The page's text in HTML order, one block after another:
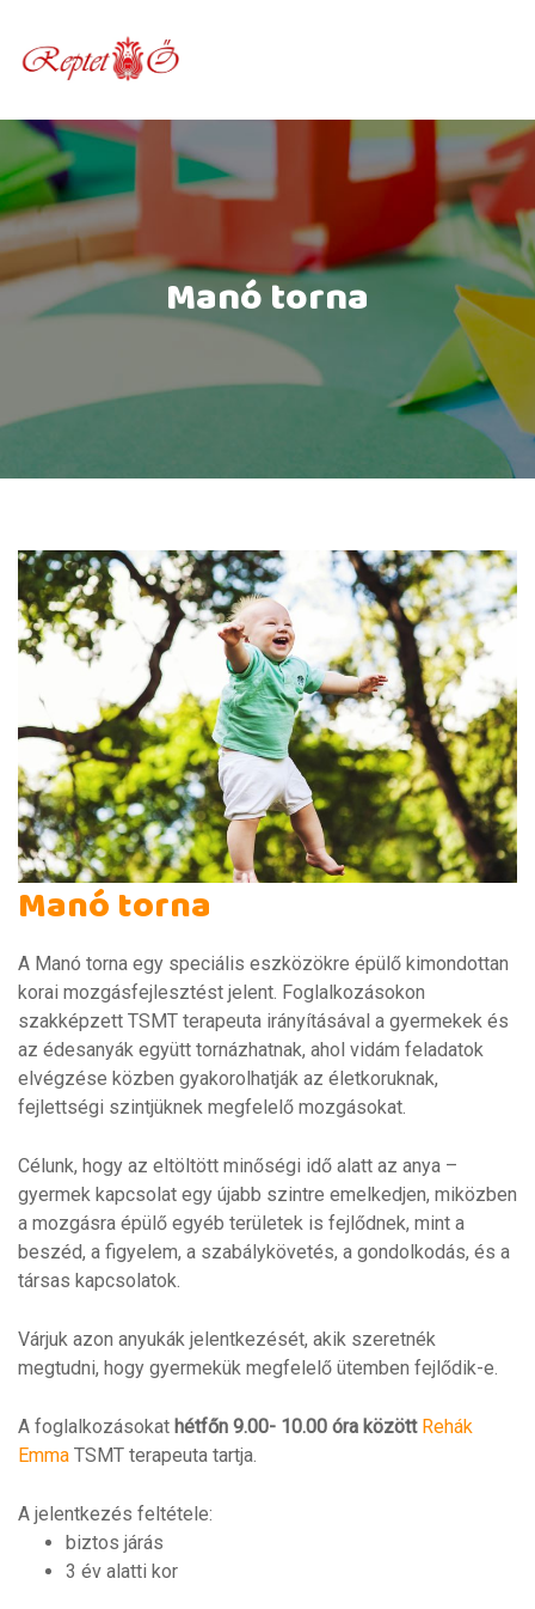
content
Manó torna
Manó torna
A Manó torna egy speciális eszközökre épülő kimondottan
korai mozgásfejlesztést jelent. Foglalkozásokon
szakképzett TSMT terapeuta irányításával a gyermekek és
az édesanyák együtt tornázhatnak, ahol vidám feladatok
elvégzése közben gyakorolhatják az életkoruknak,
fejlettségi szintjüknek megfelelő mozgásokat.
Célunk, hogy az eltöltött minőségi idő alatt az anya –
gyermek kapcsolat egy újabb szintre emelkedjen, miközben
a mozgásra épülő egyéb területek is fejlődnek, mint a
beszéd, a figyelem, a szabálykövetés, a gondolkodás, és a
társas kapcsolatok.
Várjuk azon anyukák jelentkezését, akik szeretnék
megtudni, hogy gyermekük megfelelő ütemben fejlődik-e.
A foglalkozásokat hétfőn 9.00- 10.00 óra között Rehák
Emma TSMT terapeuta tartja.
A jelentkezés feltétele:
biztos járás
3 év alatti kor